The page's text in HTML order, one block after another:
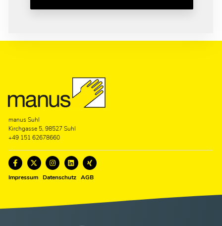
manus Suhl
Kirchgasse 5, 98527 Suhl
+49 151 62678660
Impressum Datenschutz AGB